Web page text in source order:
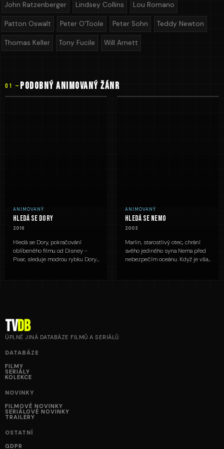
John Ratzenberger Lindsey Collins Lou Romano
Patton Oswalt Peter O'Toole Peter Sohn Teddy Newton
Thomas Keller Tony Fucile Will Arnett
01 — PODOBNÝ Animovaný ŽÁNR
ANIMOVANÝ
Hledá se Dory
2016
Hledá se Dory, pokračování
oblíbeného filmu od Disney -
Pixar, sleduje modrou rybku Dory,
zjišťuje, že rodina a přátelství jsou
nejcennější poklady.
ANIMOVANÝ
Hledá se Nemo
2003
Marlin, starostlivý otec, chrání
svého jediného syna Nema před
nebezpečím oceánu. Když je však
tvDB
ÚPLNĚ JINÁ DATABÁZE FILMŮ A SERIÁLŮ
DATABÁZE
FILMY
SERIÁLY
KOLEKCE
NOVINKY
FILMOVÉ NOVINKY
SERIÁLOVÉ NOVINKY
TRAILERY
OSTATNÍ
GDPR